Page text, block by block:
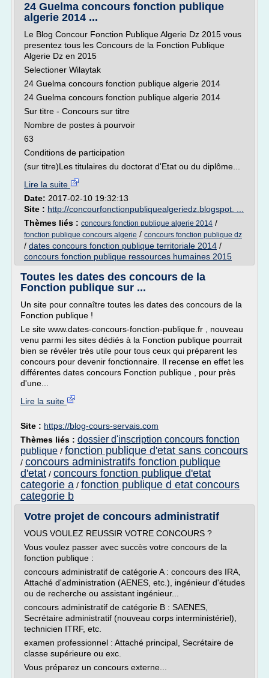
24 Guelma concours fonction publique
algerie 2014 ...
Le Blog Concour Fonction Publique Algerie Dz 2015 vous
presentez tous les Concours de la Fonction Publique
Algerie Dz en 2015
Selectioner Wilaytak
24 Guelma concours fonction publique algerie 2014
24 Guelma concours fonction publique algerie 2014
Sur titre - Concours sur titre
Nombre de postes à pourvoir
63
Conditions de participation
(sur titre)Les titulaires du doctorat d'Etat ou du diplôme...
Lire la suite
Date: 2017-02-10 19:32:13
Site : http://concourfonctionpubliquealgeriedz.blogspot. ...
Thèmes liés : concours fonction publique algerie 2014 /
fonction publique concours algerie / concours fonction publique dz
/ dates concours fonction publique territoriale 2014 /
concours fonction publique ressources humaines 2015
Toutes les dates des concours de la
Fonction publique sur ...
Un site pour connaître toutes les dates des concours de la
Fonction publique !
Le site www.dates-concours-fonction-publique.fr , nouveau
venu parmi les sites dédiés à la Fonction publique pourrait
bien se révéler très utile pour tous ceux qui préparent les
concours pour devenir fonctionnaire. Il recense en effet les
différentes dates concours Fonction publique , pour près
d'une...
Lire la suite
Site : https://blog-cours-servais.com
Thèmes liés : dossier d'inscription concours fonction
publique / fonction publique d'etat sans concours
/ concours administratifs fonction publique
d'etat / concours fonction publique d'etat
categorie a / fonction publique d etat concours
categorie b
Votre projet de concours administratif
VOUS VOULEZ REUSSIR VOTRE CONCOURS ?
Vous voulez passer avec succès votre concours de la
fonction publique :
concours administratif de catégorie A : concours des IRA,
Attaché d'administration (AENES, etc.), ingénieur d'études
ou de recherche ou assistant ingénieur...
concours administratif de catégorie B : SAENES,
Secrétaire administratif (nouveau corps interministériel),
technicien ITRF, etc.
examen professionnel : Attaché principal, Secrétaire de
classe supérieure ou exc.
Vous préparez un concours externe...